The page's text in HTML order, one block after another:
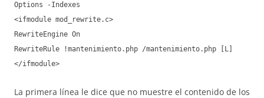
Options -Indexes
<ifmodule mod_rewrite.c>
RewriteEngine On
RewriteRule !mantenimiento.php /mantenimiento.php [L]
</ifmodule>
La primera línea le dice que no muestre el contenido de los